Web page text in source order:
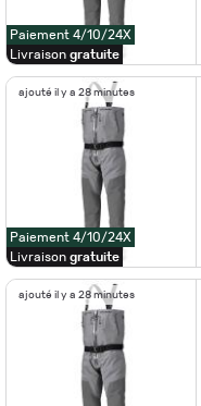
Paiement 4/10/24X
Livraison gratuite
ajouté il y a 28 minutes
Paiement 4/10/24X
Livraison gratuite
ajouté il y a 28 minutes